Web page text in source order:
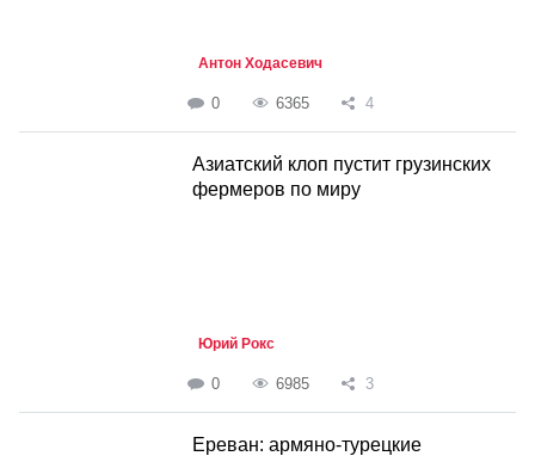
Антон Ходасевич
0 6365 4
Азиатский клоп пустит грузинских
фермеров по миру
Юрий Рокс
0 6985 3
Ереван: армяно-турецкие